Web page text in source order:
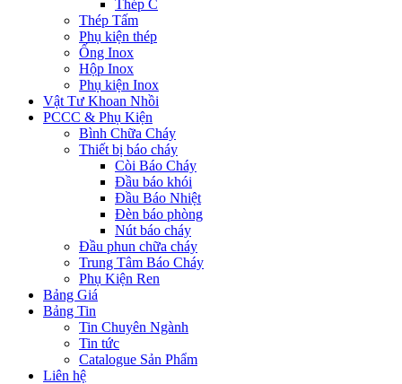
Thép C
Thép Tấm
Phụ kiện thép
Ống Inox
Hộp Inox
Phụ kiện Inox
Vật Tư Khoan Nhồi
PCCC & Phụ Kiện
Bình Chữa Cháy
Thiết bị báo cháy
Còi Báo Cháy
Đầu báo khói
Đầu Báo Nhiệt
Đèn báo phòng
Nút báo cháy
Đầu phun chữa cháy
Trung Tâm Báo Cháy
Phụ Kiện Ren
Bảng Giá
Bảng Tin
Tin Chuyên Ngành
Tin tức
Catalogue Sản Phẩm
Liên hệ